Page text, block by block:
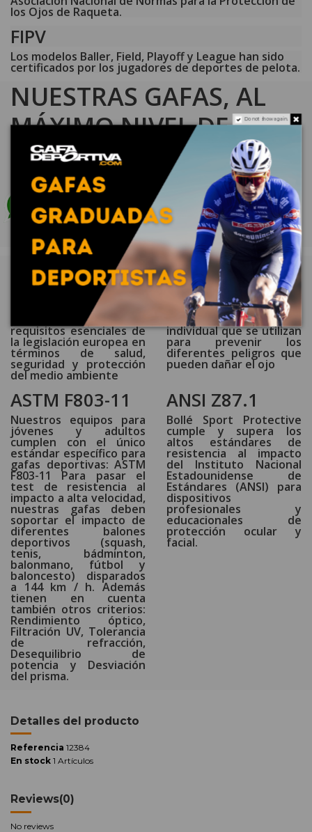
los Ojos de Raqueta.
FIPV
Los modelos Baller, Field, Playoff y League han sido
certificados por los jugadores de deportes de pelota.
NUESTRAS GAFAS, AL
MÁXIMO NIVEL DE
PROTECCIÓN EN
DEPORTES
Las gafas de seguridad se rigen por normas
específicas y los protectores Bollé Sport las cumplen
La marca CE es una
declaración del
fabricante de que el
producto cumple con los
requisitos esenciales de
la legislación europea en
términos de salud,
seguridad y protección
del medio ambiente
EN166
Este estándar europeo
es aplicable a todo tipo
de sistemas de
protección ocular
individual que se utilizan
para prevenir los
diferentes peligros que
pueden dañar el ojo
ASTM F803-11
Nuestros equipos para
jóvenes y adultos
cumplen con el único
estándar específico para
gafas deportivas: ASTM
F803-11 Para pasar el
test de resistencia al
impacto a alta velocidad,
nuestras gafas deben
soportar el impacto de
diferentes balones
deportivos (squash,
tenis, bádminton,
balonmano, fútbol y
baloncesto) disparados
a 144 km / h. Además
tienen en cuenta
también otros criterios:
Rendimiento óptico,
Filtración UV, Tolerancia
de refracción,
Desequilibrio de
potencia y Desviación
del prisma.
ANSI Z87.1
Bollé Sport Protective
cumple y supera los
altos estándares de
resistencia al impacto
del Instituto Nacional
Estadounidense de
Estándares (ANSI) para
dispositivos
profesionales y
educacionales de
protección ocular y
facial.
Detalles del producto
Referencia 12384
En stock 1 Artículos
Reviews(0)
No reviews
Do not show again.